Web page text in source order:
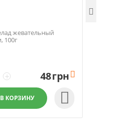
жевательный
100г
+ 48грн 
В КОРЗИНУ 
